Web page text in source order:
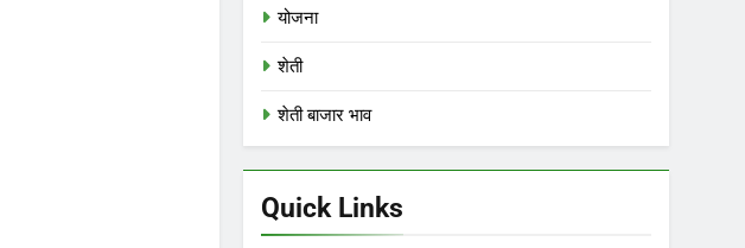
योजना
शेती
शेती बाजार भाव
Quick Links